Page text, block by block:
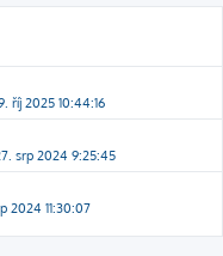
říj 2025 10:44:16
srp 2024 9:25:45
2024 11:30:07